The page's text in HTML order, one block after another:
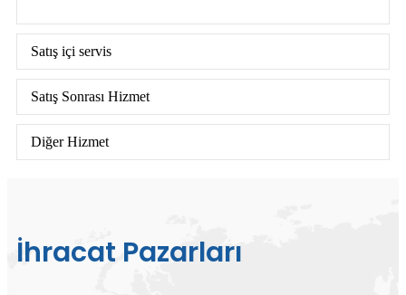
Satış içi servis
Satış Sonrası Hizmet
Diğer Hizmet
İhracat Pazarları